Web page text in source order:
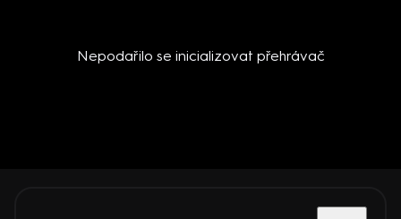
Nepodařilo se inicializovat přehrávač